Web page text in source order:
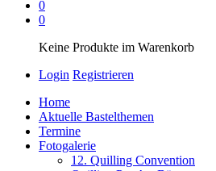
0
0
Keine Produkte im Warenkorb
Login Registrieren
Home
Aktuelle Bastelthemen
Termine
Fotogalerie
12. Quilling Convention